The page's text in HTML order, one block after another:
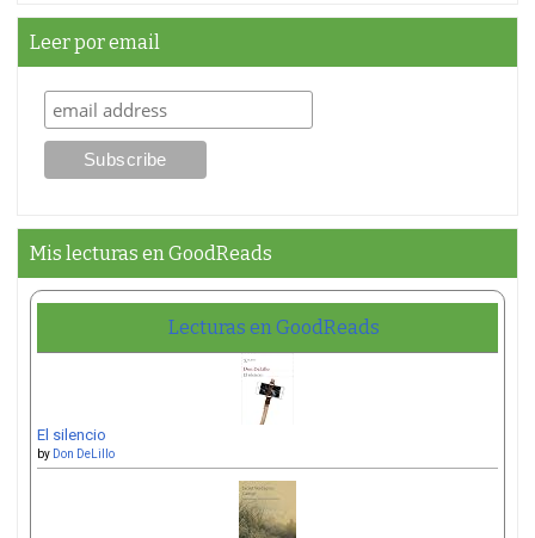
Leer por email
Mis lecturas en GoodReads
Lecturas en GoodReads
El silencio
by Don DeLillo